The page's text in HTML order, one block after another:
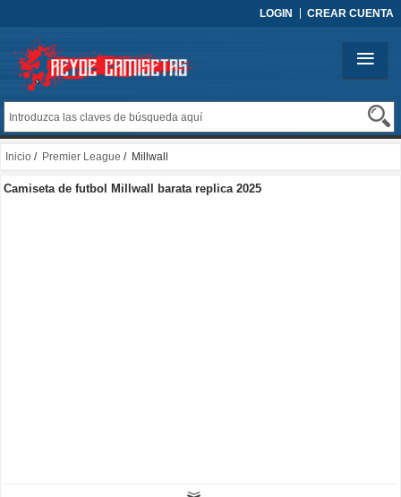
LOGIN CREAR CUENTA
Inicio / Premier League / Millwall
Camiseta de futbol Millwall barata replica 2025